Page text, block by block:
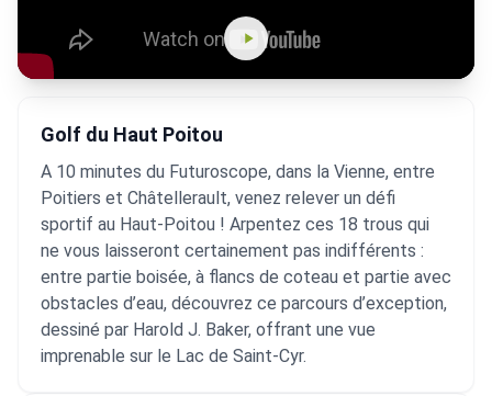
Golf du Haut Poitou
A 10 minutes du Futuroscope, dans la Vienne, entre
Poitiers et Châtellerault, venez relever un défi
sportif au Haut-Poitou ! Arpentez ces 18 trous qui
ne vous laisseront certainement pas indifférents :
entre partie boisée, à flancs de coteau et partie avec
obstacles d’eau, découvrez ce parcours d’exception,
dessiné par Harold J. Baker, offrant une vue
imprenable sur le Lac de Saint-Cyr.